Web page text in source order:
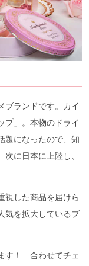
ブランドです。カイ
プ」。本物のドライ
題になったので、知
に日本に上陸し、
視した商品を届けら
気を拡大しているブ
す！ 合わせてチェ